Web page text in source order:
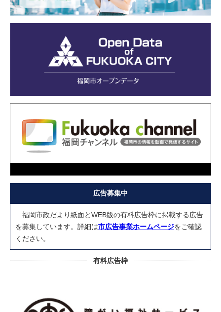
広告募集中
福岡市政だより紙面とWEB版の有料広告枠に掲載する広告
を募集しています。詳細は市広告事業ホームページをご確認
ください。
有料広告枠